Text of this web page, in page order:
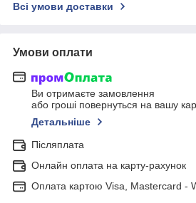
Всі умови доставки
Умови оплати
Ви отримаєте замовлення
або гроші повернуться на вашу
Детальніше
Післяплата
Онлайн оплата на карту-рахунок
Оплата картою Visa, Mastercard -